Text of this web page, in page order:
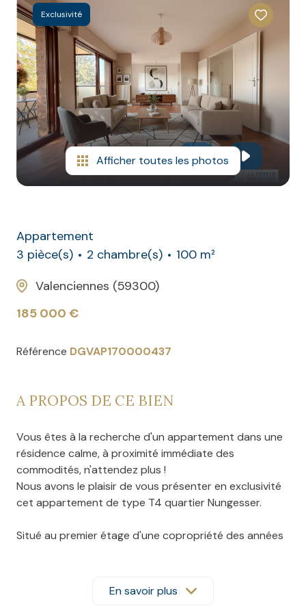
NOS
AVIS
CLIENTS
CONTACT
Exclusivité
Afficher toutes les photos
Appartement
3 pièce(s)
2 chambre(s)
100 m²
Valenciennes (59300)
185 000 €
Référence DGVAP170000437
A PROPOS DE CE BIEN
Vous êtes à la recherche d'un appartement dans une
résidence calme, à proximité immédiate des
commodités, n'attendez plus !
Nous avons le plaisir de vous présenter en exclusivité
cet appartement de type T4 quartier Nungesser.
Situé au premier étage d'une copropriété des années
avec une vue sur le jardin de la résidence. et
disposerez d'une cuisine séparée des pièces de vie,
En savoir plus